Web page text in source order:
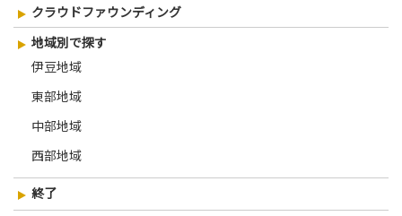
クラウドファウンディング
地域別で探す
伊豆地域
東部地域
中部地域
西部地域
終了